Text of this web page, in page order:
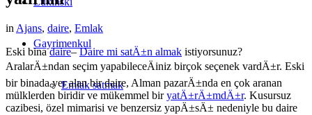
Gayrimenkul
Emlak satmak
in Ajans, daire, Emlak
Eski binadaire–Daire mi satÄ±n almak istiyorsunuz?
AralarÄ±ndan seçim yapabileceÄiniz birçok seçenek vardÄ±r. Eski
bir binada yer alan bir daire, Alman pazarÄ±nda en çok aranan
mülklerden biridir ve mükemmel biryatÄ±rÄ±mdÄ±r. Kusursuz
cazibesi, özel mimarisi ve benzersiz yapÄ±sÄ± nedeniyle bu daire